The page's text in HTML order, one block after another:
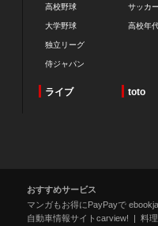
高校野球
大学野球
独立リーグ
侍ジャパン
サッカ
高校年
ライブ toto
おすすめサービス
マンガもお得にPayPayで
自動車情報サイトcarview!
料